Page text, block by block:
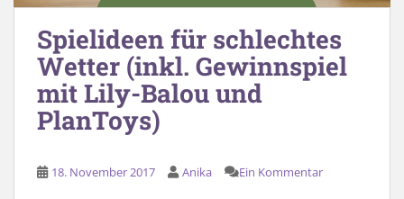
Spielideen für schlechtes
Wetter (inkl. Gewinnspiel
mit Lily-Balou und
PlanToys)
18. November 2017 Anika Ein Kommentar